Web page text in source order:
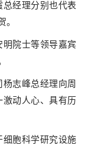
经理分别也代表
。
院士等领导嘉宾
志峰总经理向周
动人心、具有历
胞科学研究设施